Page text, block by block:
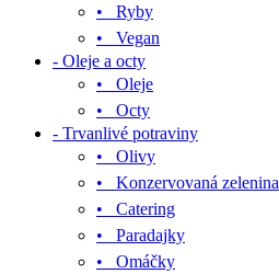
• Ryby
• Vegan
- Oleje a octy
• Oleje
• Octy
- Trvanlivé potraviny
• Olivy
• Konzervovaná zelenina
• Catering
• Paradajky
• Omáčky